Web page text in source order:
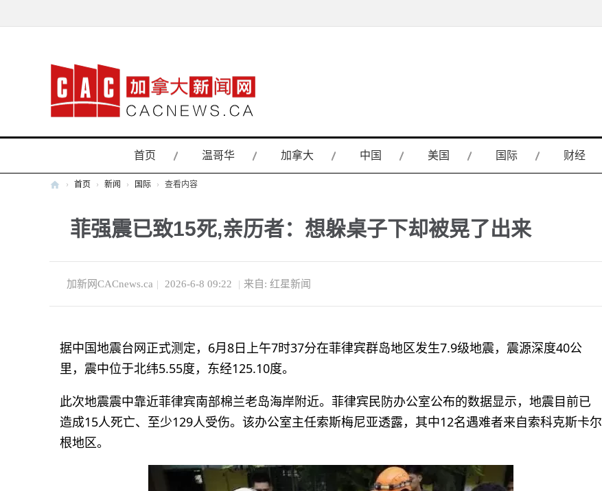
首页 温哥华 加拿大 中国 美国 国际 财经
新
网
› 首页 › 新闻 › 国际 › 查看内容
菲强震已致15死,亲历者：想躲桌子下却被晃了出来
加新网CACnews.ca | 2026-6-8 09:22 | 来自: 红星新闻
据中国地震台网正式测定，6月8日上午7时37分在菲律宾群岛地区发生7.9级地震，震源深度40公
里，震中位于北纬5.55度，东经125.10度。
此次地震震中靠近菲律宾南部棉兰老岛海岸附近。菲律宾民防办公室公布的数据显示，地震目前已
造成15人死亡、至少129人受伤。该办公室主任索斯梅尼亚透露，其中12名遇难者来自索科克斯卡尔
根地区。